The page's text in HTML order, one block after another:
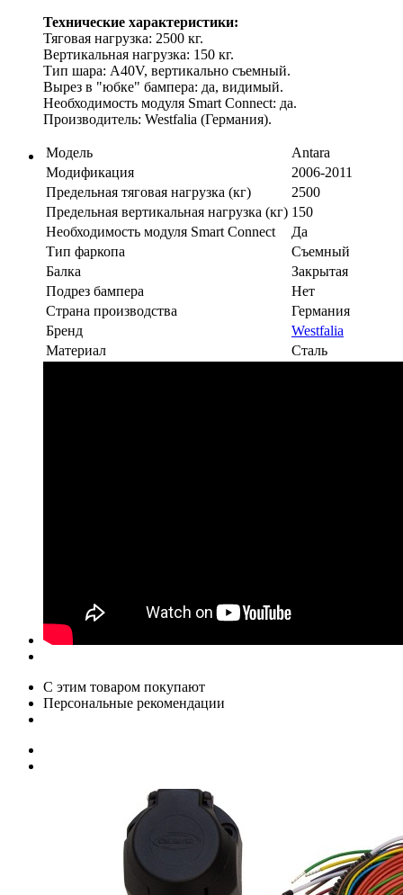
Технические характеристики:
Тяговая нагрузка: 2500 кг.
Вертикальная нагрузка: 150 кг.
Тип шара: A40V, вертикально съемный.
Вырез в "юбке" бампера: да, видимый.
Необходимость модуля Smart Connect: да.
Производитель: Westfalia (Германия).
Модель
Antara
Модификация
2006-2011
Предельная тяговая нагрузка (кг)
2500
Предельная вертикальная нагрузка (кг) 150
Необходимость модуля Smart Connect
Да
Тип фаркопа
Съемный
Балка
Закрытая
Подрез бампера
Нет
Страна производства
Германия
Бренд
Westfalia
Материал
Сталь
С этим товаром покупают
Персональные рекомендации